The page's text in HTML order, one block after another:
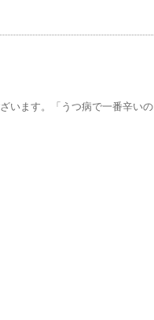
います。「うつ病で一番辛いの